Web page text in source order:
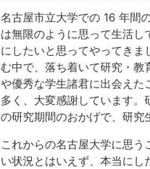
名古屋市立大学での 16 年間
は無限のように思って生活
にしたいと思ってやってき
む中で、落ち着いて研究・
や優秀な学生諸君に出会え
多く、大変感謝しています
の研究期間のおかげで、研究
これからの名古屋大学に思
い状況とはいえず、本当に